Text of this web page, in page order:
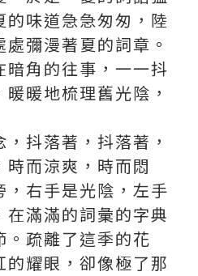
味道急急匆匆，陸
彌漫著夏的詞章 。
角的往事，一一抖
暖地梳理舊光陰，
抖落著，抖落著，
而涼爽，時而悶
右手是光陰，左手
滿滿的詞彙的字典
疏離了這季的花
耀眼，卻像極了那